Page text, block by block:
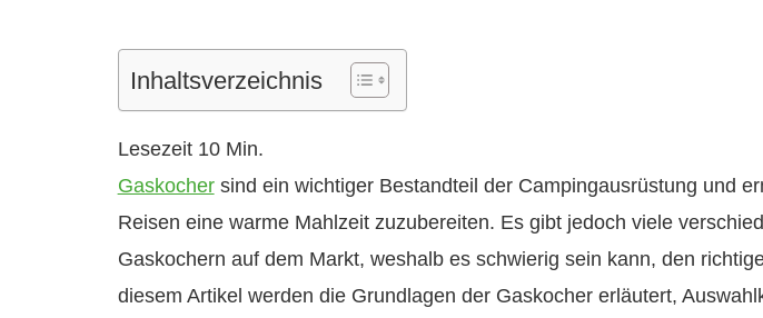
Inhaltsverzeichnis
Gaskochersind ein wichtiger Bestandteil der Campingausrüstung und
Reisen eine warme Mahlzeit zuzubereiten. Es gibt jedoch viele
Gaskochern auf dem Markt, weshalb es schwierig sein kann, den
diesem Artikel werden die Grundlagen der Gaskocher erläutert,